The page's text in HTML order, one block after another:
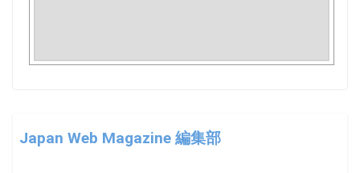
Japan Web Magazine 編集部